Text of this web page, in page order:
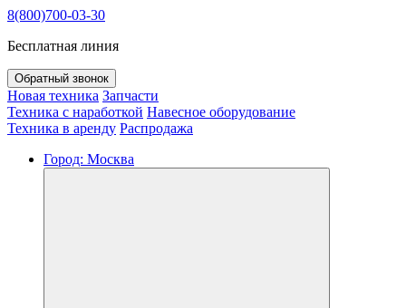
8(800)700-03-30
Бесплатная линия
Обратный звонок
Новая техника Запчасти
Техника с наработкой Навесное оборудование
Техника в аренду Распродажа
Город: Москва